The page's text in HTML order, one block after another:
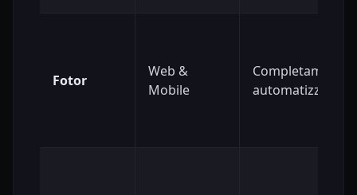
Fotor
Web &
Mobile
Completamente
automatizzato